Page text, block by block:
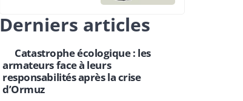
Derniers articles
Catastrophe écologique : les
armateurs face à leurs
responsabilités après la crise
d’Ormuz